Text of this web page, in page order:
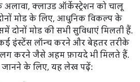
क्लाउड ऑर्केस्ट्रेशन को चालू
मोड के लिए, आधुनिक विकल्प के
दोनों मोड की सभी सुविधाएं मिलती हैं.
इंस्टेंस लॉन्च करने और बेहतर तरीके
करने जैसे अहम फ़ायदे भी मिलते हैं.
जानने के लिए, यह लेख पढ़ें: